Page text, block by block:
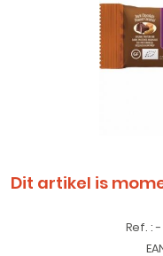
Dit artikel is
Ref. :